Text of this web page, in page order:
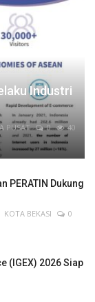
Industri
PUSAT 0
40
PERATIN Dukung
KOTA BEKASI
0
(IGEX) 2026 Siap